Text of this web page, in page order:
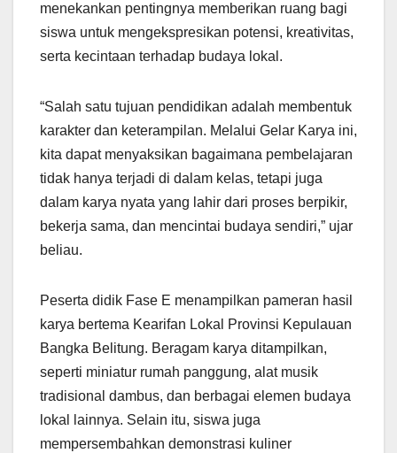
menekankan pentingnya memberikan ruang bagi
siswa untuk mengekspresikan potensi, kreativitas,
serta kecintaan terhadap budaya lokal.
“Salah satu tujuan pendidikan adalah membentuk
karakter dan keterampilan. Melalui Gelar Karya ini,
kita dapat menyaksikan bagaimana pembelajaran
tidak hanya terjadi di dalam kelas, tetapi juga
dalam karya nyata yang lahir dari proses berpikir,
bekerja sama, dan mencintai budaya sendiri,” ujar
beliau.
Peserta didik Fase E menampilkan pameran hasil
karya bertema Kearifan Lokal Provinsi Kepulauan
Bangka Belitung. Beragam karya ditampilkan,
seperti miniatur rumah panggung, alat musik
tradisional dambus, dan berbagai elemen budaya
lokal lainnya. Selain itu, siswa juga
mempersembahkan demonstrasi kuliner